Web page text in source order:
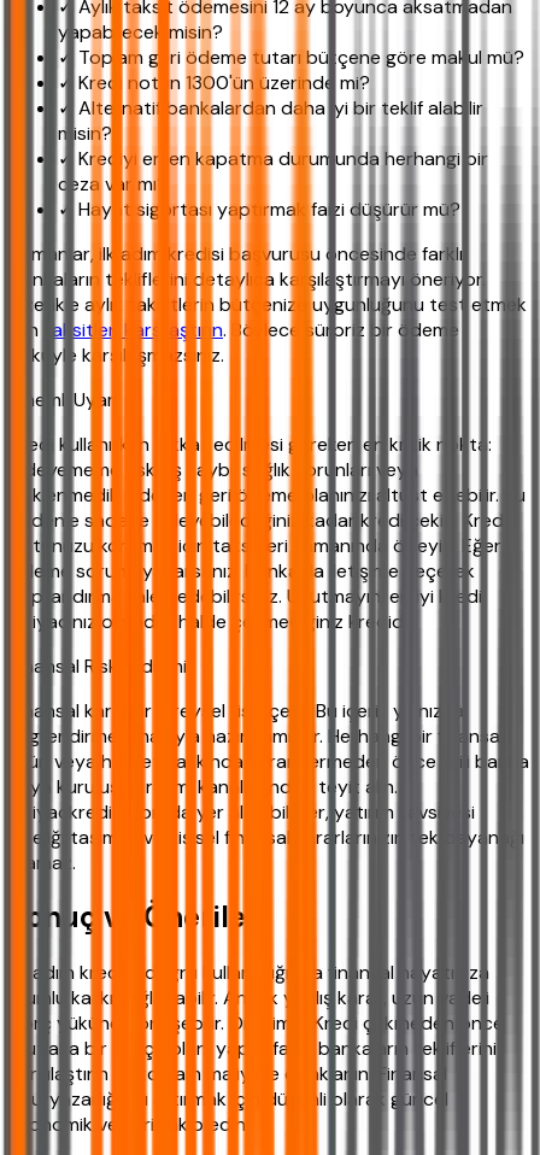
✓ Aylık taksit ödemesini 12 ay boyunca aksatmadan
yapabilecek misin?
✓ Toplam geri ödeme tutarı bütçene göre makul mü?
✓ Kredi notun 1300'ün üzerinde mi?
✓ Alternatif bankalardan daha iyi bir teklif alabilir
misin?
✓ Krediyi erken kapatma durumunda herhangi bir
ceza var mı?
✓ Hayat sigortası yaptırmak faizi düşürür mü?
Uzmanlar, ilk adım kredisi başvurusu öncesinde farklı
bankaların tekliflerini detaylıca karşılaştırmayı öneriyor.
Özellikle aylık taksitlerin bütçenize uygunluğunu test etmek
için
taksitleri karşılaştırın. Böylece sürpriz bir ödeme
yüküyle karşılaşmazsınız.
Önemli Uyarı
Kredi kullanırken dikkat edilmesi gereken en kritik nokta:
Ödeyememe riski. İş kaybı, sağlık sorunları veya
beklenmedik giderler, geri ödeme planınızı altüst edebilir. Bu
nedenle sadece ödeyebileceğiniz kadar kredi çekin. Kredi
notunuzu korumak için taksitleri zamanında ödeyin. Eğer
ödeme sorunu yaşarsanız, bankayla iletişime geçerek
yapılandırma talep edebilirsiniz. Unutmayın, en iyi kredi
ihtiyacınız olmadığı halde çekmediğiniz kredidir.
Finansal Risk Bildirimi
Finansal kararlar bireysel risk içerir. Bu içerik yalnızca
bilgilendirme amacıyla hazırlanmıştır. Herhangi bir finansal
ürün veya hizmet hakkında karar vermeden önce ilgili banka
veya kuruluşun resmi kanallarından teyit alın.
ihtiyackredisi.com'da yer alan bilgiler, yatırım tavsiyesi
niteliği taşımaz ve kişisel finansal kararlarınızın tek dayanağı
olamaz.
Sonuç ve Öneriler
İlk adım kredisi, doğru kullanıldığında finansal hayatınıza
olumlu katkı sağlayabilir. Ancak yanlış karar, uzun vadeli
borç yüküne dönüşebilir. Önerimiz: Kredi çekmeden önce
mutlaka bir bütçe planı yapın, farklı bankaların tekliflerini
karşılaştırın ve toplam maliyete odaklanın. Finansal
okuryazarlığınızı artırmak için düzenli olarak güncel
ekonomik verileri takip edin.